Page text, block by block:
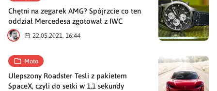
Chętni na zegarek AMG? Spójrzcie co ten
oddział Mercedesa zgotował z IWC
M
22.05.2021, 16:44
Moto
Ulepszony Roadster Tesli z pakietem
SpaceX, czyli do setki w 1,1 sekundy